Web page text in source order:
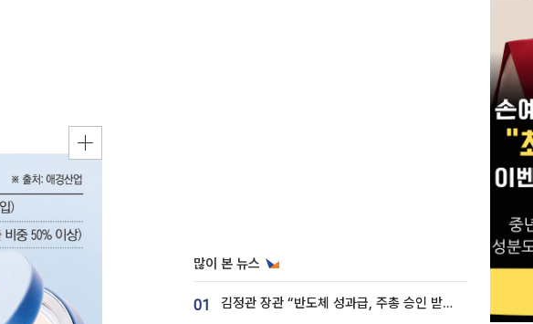
많이 본 뉴스
01 김정관 장관 “반도체 성과급, 주총 승인 받도록”…상법·자본시장법 개정 시사